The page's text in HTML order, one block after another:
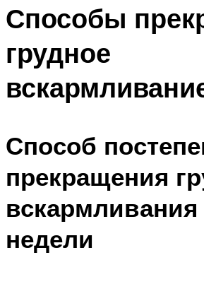
Способы
грудное
Способ
прекращения
вскармливания
недели